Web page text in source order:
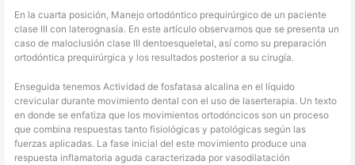
En la cuarta posición, Manejo ortodóntico prequirúrgico de un paciente
clase III con laterognasia. En este artículo observamos que se presenta un
caso de maloclusión clase III dentoesqueletal, así como su preparación
ortodóntica prequirúrgica y los resultados posterior a su cirugía.
Enseguida tenemos Actividad de fosfatasa alcalina en el líquido
crevicular durante movimiento dental con el uso de laserterapia. Un texto
en donde se enfatiza que los movimientos ortodóncicos son un proceso
que combina respuestas tanto fisiológicas y patológicas según las
fuerzas aplicadas. La fase inicial del este movimiento produce una
respuesta inflamatoria aguda caracterizada por vasodilatación